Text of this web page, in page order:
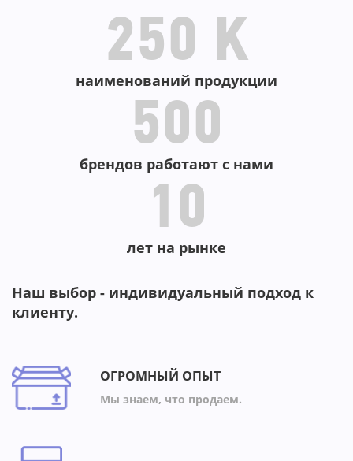
250 K
наименований продукции
500
брендов работают с нами
10
лет на рынке
Наш выбор - индивидуальный подход к
клиенту.
ОГРОМНЫЙ ОПЫТ
Мы знаем, что продаем.